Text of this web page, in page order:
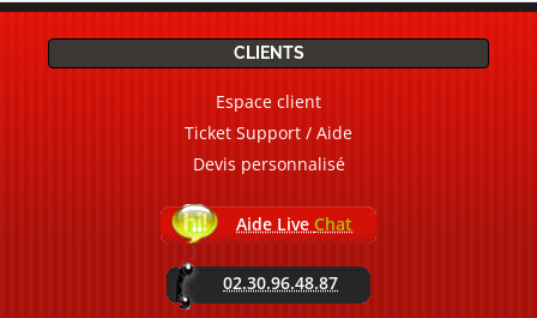
CLIENTS
Espace client
Ticket Support / Aide
Devis personnalisé
Aide Live Chat
02.30.96.48.87